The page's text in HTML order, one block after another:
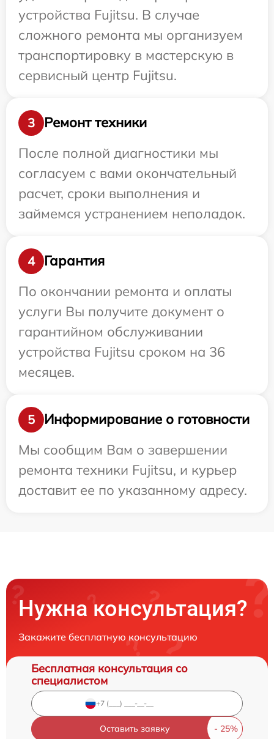
устройства Fujitsu. В случае
сложного ремонта мы организуем
транспортировку в мастерскую в
сервисный центр Fujitsu.
3
Ремонт техники
После полной диагностики мы
согласуем с вами окончательный
расчет, сроки выполнения и
займемся устранением неполадок.
4
Гарантия
По окончании ремонта и оплаты
услуги Вы получите документ о
гарантийном обслуживании
устройства Fujitsu сроком на 36
месяцев.
5
Информирование о готовности
Мы сообщим Вам о завершении
ремонта техники Fujitsu, и курьер
доставит ее по указанному адресу.
Нужна консультация?
Закажите бесплатную консультацию
Бесплатная консультация со
специалистом
Оставить заявку